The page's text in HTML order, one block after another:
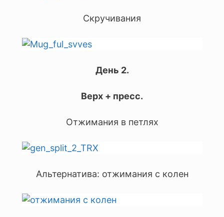
Скручивания
День 2.
Верх + пресс.
Отжимания в петлях
Альтернатива: отжимания с колен